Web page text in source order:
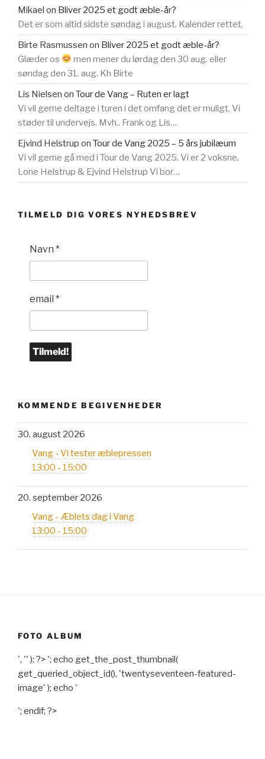
Mikael on Bliver 2025 et godt æble-år?
Det er som altid sidste søndag i august. Kalender rettet.
Birte Rasmussen on Bliver 2025 et godt æble-år?
Glæder os
men mener du lørdag den 30 aug. eller
søndag den 31. aug. Kh Birte
Lis Nielsen on Tour de Vang – Ruten er lagt
Vi vil gerne deltage i turen i det omfang det er muligt. Vi
støder til undervejs. Mvh.. Frank og Lis…
Ejvind Helstrup on Tour de Vang 2025 – 5 års jubilæum
Vi vil gerne gå med i Tour de Vang 2025. Vi er 2 voksne,
Lone Helstrup & Ejvind Helstrup Vi bor…
TILMELD DIG VORES NYHEDSBREV
Navn *
email *
KOMMENDE BEGIVENHEDER
30. august 2026
Vang - Vi tester æblepressen
13:00 - 15:00
20. september 2026
Vang - Æblets dag i Vang
13:00 - 15:00
FOTO ALBUM
', '' ); ?> '; echo get_the_post_thumbnail(
get_queried_object_id(), 'twentyseventeen-featured-
image' ); echo '
'; endif; ?>